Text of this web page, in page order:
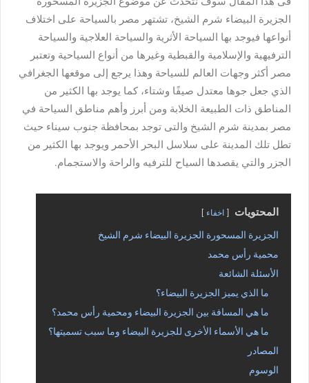
الجزيرة البيضاء شرم الشيخ، تشتهر مصر بالسياحة على اختلاف
أنواعها فيوجد بها السياحة الأثرية والسياحة العلاجية والسياحة
الترفيهية والإسلامية والقبطية وغيرها من أنواع السياحية وتعتبر
مصر أكثر وجهات العالم للسياحة وهذا يرجع إلى موقعها الجغرافي
الذي جعل جوها معتدل صيفًا وشتاء، كما يوجد بها الكثير من
المناطق ذات الطبيعة الخلابة ومن أبرز وأهم مناطق السياحة في
مصر بمدينة شرم الشيخ والتى توجد بمحافظة جنوب سيناء حيث
تطل تلك المدينة على سلاسل البحر الأحمر ويوجد بها الكثير من
الجزر والتي يقصدها السياح للترفيه والراحة والاستجمام.
المحتويات اخفاء
الجزيرة المسحورة الجزيرة البيضاء شرم الشيخ
محمية رأس محمد
الأسئلة الشائعة
ما الذي يميز الجزيرة البيضاء؟
ما هي المسافة بين الجزيرة البيضاء ومحمية رأس محمد؟
ما هي الأسماء الأخرى للجزيرة البيضاء وما سبب تسميتها؟
المصادر
الوسوم